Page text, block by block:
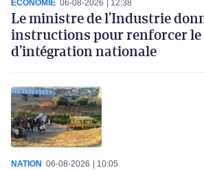
ECONOMIE 06-08-2026 12:38
Le ministre de l’Industrie
instructions pour renforcer
d’intégration nationale
NATION 06-08-2026 10:05